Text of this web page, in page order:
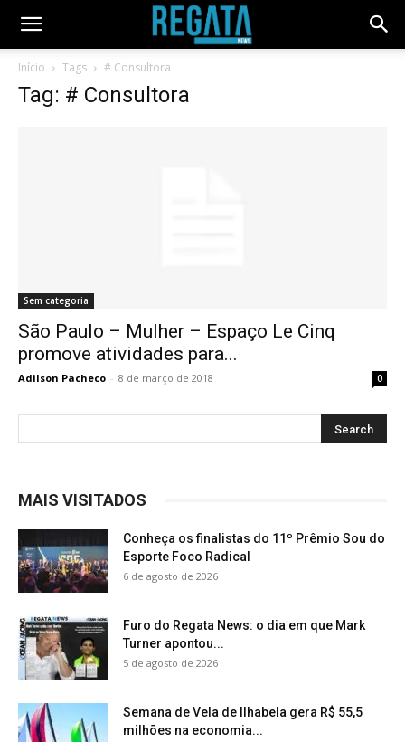
Início Tags # Consultora
Tag: # Consultora
Sem categoria
São Paulo – Mulher – Espaço Le Cinq
promove atividades para...
Adilson Pacheco - 8 de março de 2018 0
MAIS VISITADOS
Conheça os finalistas do 11º Prêmio Sou do
Esporte Foco Radical
6 de agosto de 2026
Furo do Regata News: o dia em que Mark
Turner apontou...
5 de agosto de 2026
Semana de Vela de Ilhabela gera R$ 55,5
milhões na economia...